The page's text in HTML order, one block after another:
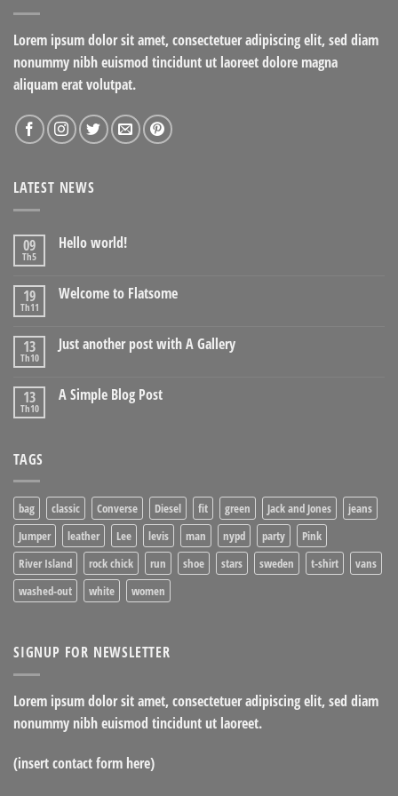
Lorem ipsum dolor sit amet, consectetuer adipiscing elit, sed diam
nonummy nibh euismod tincidunt ut laoreet dolore magna
aliquam erat volutpat.
LATEST NEWS
09
Th5
Hello world!
19
Th11
Welcome to Flatsome
13
Th10
Just another post with A Gallery
13
Th10
A Simple Blog Post
TAGS
bag classic Converse Diesel fit green Jack and Jones
jeans
Jumper
leather Lee levis man nypd party
Pink
River Island
rock chick run shoe stars sweden t-shirt
vans
washed-out
white women
SIGNUP FOR NEWSLETTER
Lorem ipsum dolor sit amet, consectetuer adipiscing elit, sed diam
nonummy nibh euismod tincidunt ut laoreet.
(insert contact form here)